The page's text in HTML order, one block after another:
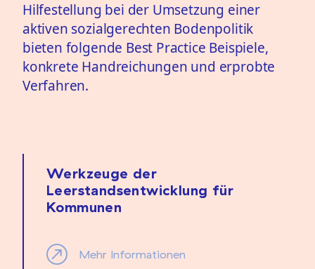
Hilfestellung bei der Umsetzung einer
aktiven sozialgerechten Bodenpolitik
bieten folgende Best Practice Beispiele,
konkrete Handreichungen und erprobte
Verfahren.
Werkzeuge der
Leerstandsentwicklung für
Kommunen
Mehr Informationen